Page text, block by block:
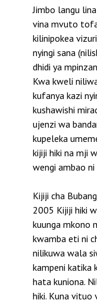
Jimbo langu
vina mvuto
kilinipokea
nyingi sana
dhidi ya
Kwa kweli
kufanya kazi
kushawishi
ujenzi wa
kupeleka
kijiji hiki na mji
wengi ambao
Kijiji cha
2005 Kijiji hiki
kuunga mkono
kwamba eti ni
nilikuwa wala
kampeni katika
hata kuniona.
hiki. Kuna vituo